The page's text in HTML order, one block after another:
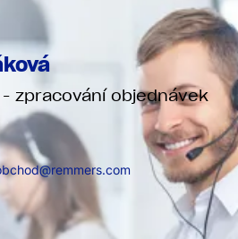
zpracování objednávek